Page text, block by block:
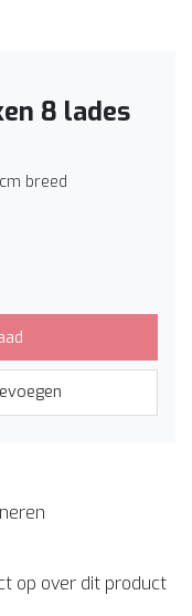
8 lades
breed
op over dit product